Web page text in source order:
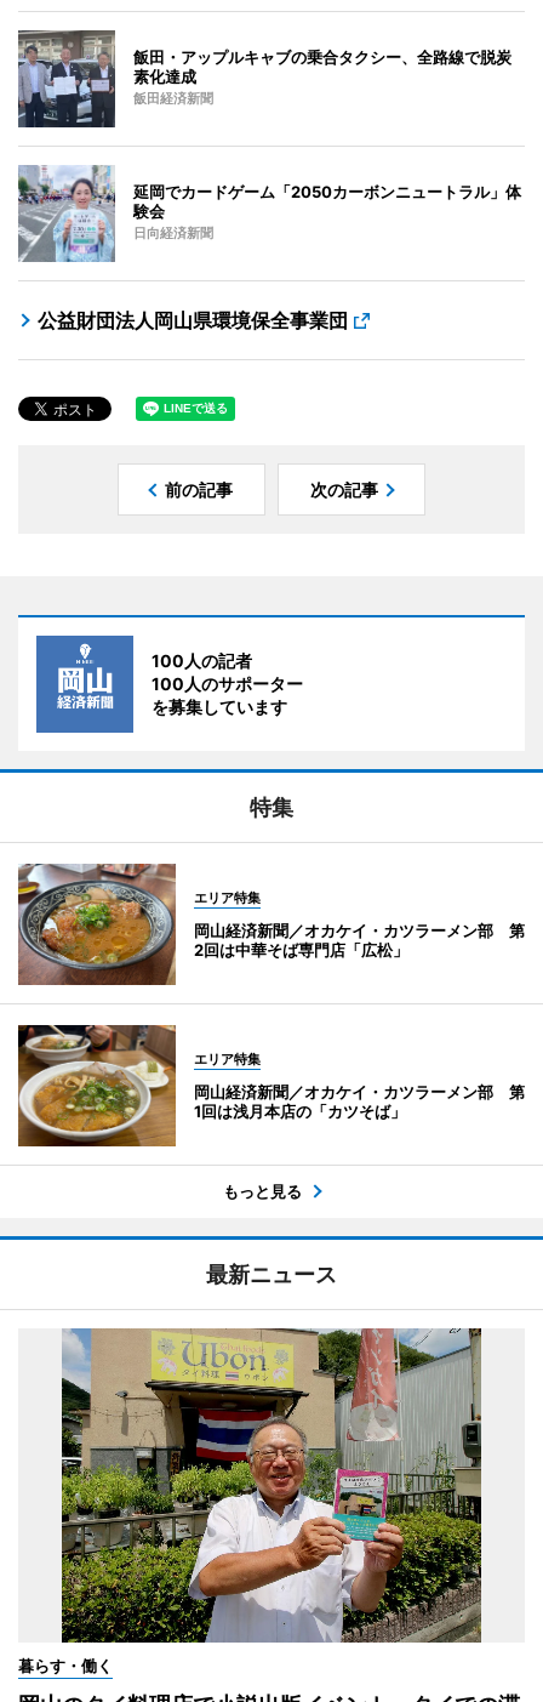
飯田・アップルキャブの乗合タクシー、全路線で脱炭
素化達成
飯田経済新聞
延岡でカードゲーム「2050カーボンニュートラル」体
験会
日向経済新聞
公益財団法人岡山県環境保全事業団
前の記事 次の記事
100人の記者
100人のサポーター
を募集しています
特集
エリア特集
岡山経済新聞／オカケイ・カツラーメン部 第
2回は中華そば専門店「広松」
エリア特集
岡山経済新聞／オカケイ・カツラーメン部 第
1回は浅月本店の「カツそば」
もっと見る
最新ニュース
暮らす・働く